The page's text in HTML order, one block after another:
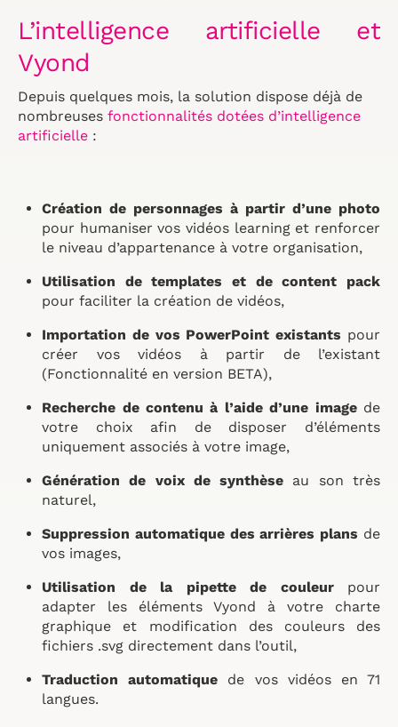
L’intelligence artificielle et
Vyond
Depuis quelques mois, la solution dispose déjà de
nombreuses fonctionnalités dotées d’intelligence
artificielle :
Création de personnages à partir d’une photo
pour humaniser vos vidéos learning et renforcer
le niveau d’appartenance à votre organisation,
Utilisation de templates et de content pack
pour faciliter la création de vidéos,
Importation de vos PowerPoint existants pour
créer vos vidéos à partir de l’existant
(Fonctionnalité en version BETA),
Recherche de contenu à l’aide d’une image de
votre choix afin de disposer d’éléments
uniquement associés à votre image,
Génération de voix de synthèse au son très
naturel,
Suppression automatique des arrières plans de
vos images,
Utilisation de la pipette de couleur pour
adapter les éléments Vyond à votre charte
graphique et modification des couleurs des
fichiers .svg directement dans l’outil,
Traduction automatique de vos vidéos en 71
langues.